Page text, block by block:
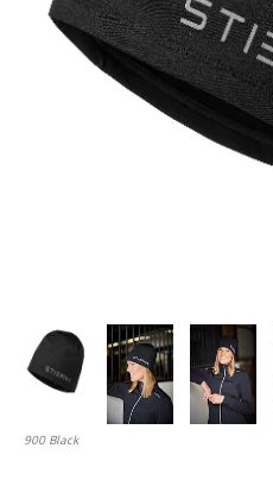
900 Black